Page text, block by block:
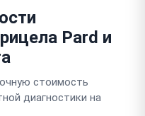
Pard и
стоимость
диагностики на